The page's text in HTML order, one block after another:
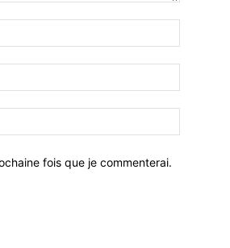
fois que je commenterai.